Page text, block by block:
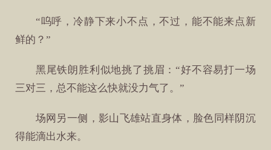
“呜呼，冷静下来小不点，不过，能不能来点新
鲜的？”
黑尾铁朗胜利似地挑了挑眉：“好不容易打一场
三对三，总不能这么快就没力气了。”
场网另一侧，影山飞雄站直身体，脸色同样阴沉
得能滴出水来。